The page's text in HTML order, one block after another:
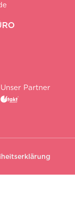
Unser Partner